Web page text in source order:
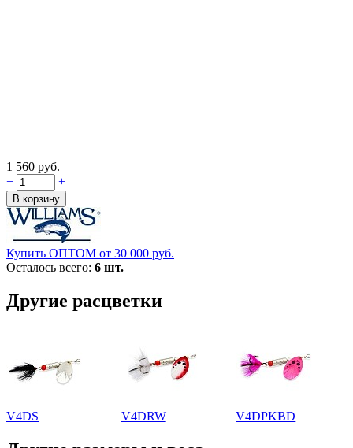
1 560 руб.
−
+
Купить ОПТОМ от 30 000 руб.
Осталось всего: 6 шт.
Другие расцветки
V4DS V4DRW V4DPKBD